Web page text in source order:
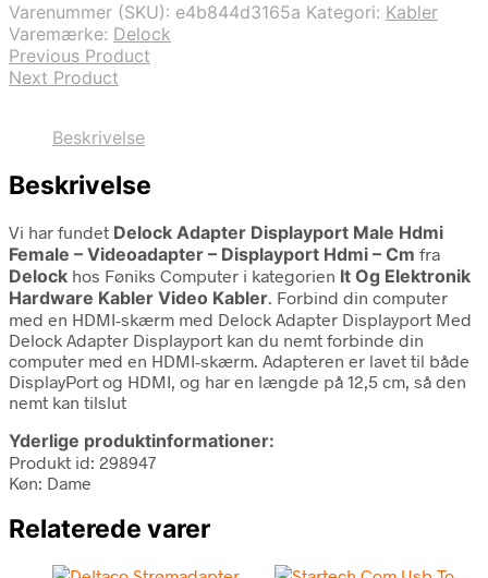
Varenummer (SKU): e4b844d3165a Kategori: Kabler
Varemærke: Delock
Previous Product
Next Product
Beskrivelse
Beskrivelse
Vi har fundet Delock Adapter Displayport Male Hdmi
Female – Videoadapter – Displayport Hdmi – Cm fra
Delock hos Føniks Computer i kategorien It Og Elektronik
Hardware Kabler Video Kabler. Forbind din computer
med en HDMI-skærm med Delock Adapter Displayport Med
Delock Adapter Displayport kan du nemt forbinde din
computer med en HDMI-skærm. Adapteren er lavet til både
DisplayPort og HDMI, og har en længde på 12,5 cm, så den
nemt kan tilslut
Yderlige produktinformationer:
Produkt id: 298947
Køn: Dame
Relaterede varer